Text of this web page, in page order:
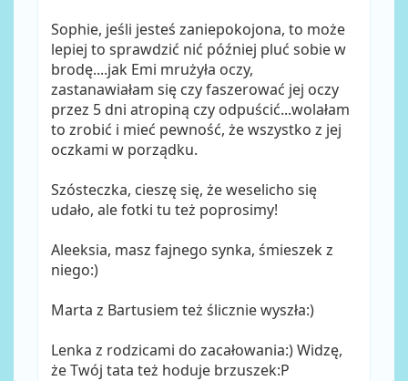
Sophie, jeśli jesteś zaniepokojona, to może
lepiej to sprawdzić nić później pluć sobie w
brodę....jak Emi mrużyła oczy,
zastanawiałam się czy faszerować jej oczy
przez 5 dni atropiną czy odpuścić...wolałam
to zrobić i mieć pewność, że wszystko z jej
oczkami w porządku.
Szósteczka, cieszę się, że weselicho się
udało, ale fotki tu też poprosimy!
Aleeksia, masz fajnego synka, śmieszek z
niego:)
Marta z Bartusiem też ślicznie wyszła:)
Lenka z rodzicami do zacałowania:) Widzę,
że Twój tata też hoduje brzuszek:P